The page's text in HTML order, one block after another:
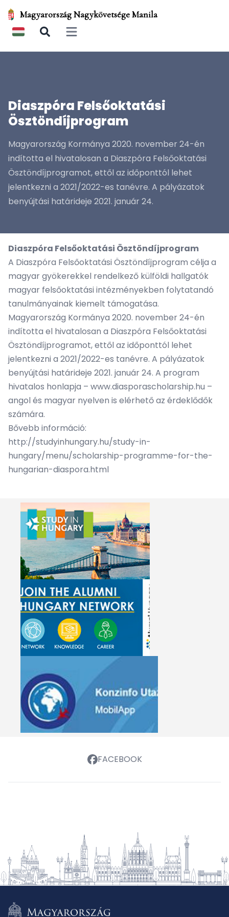
Magyarország Nagykövetsége Manila
Open main menu
Diaszpóra Felsőoktatási
Ösztöndíjprogram
Magyarország Kormánya 2020. november 24-én
indította el hivatalosan a Diaszpóra Felsőoktatási
Ösztöndíjprogramot, ettől az időponttól lehet
jelentkezni a 2021/2022-es tanévre. A pályázatok
benyújtási határideje 2021. január 24.
Diaszpóra Felsőoktatási Ösztöndíjprogram
A Diaszpóra Felsőoktatási Ösztöndíjprogram célja a
magyar gyökerekkel rendelkező külföldi hallgatók
magyar felsőoktatási intézményekben folytatandó
tanulmányainak kiemelt támogatása.
Magyarország Kormánya 2020. november 24-én
indította el hivatalosan a Diaszpóra Felsőoktatási
Ösztöndíjprogramot, ettől az időponttól lehet
jelentkezni a 2021/2022-es tanévre. A pályázatok
benyújtási határideje 2021. január 24. A program
hivatalos honlapja – www.diasporascholarship.hu –
angol és magyar nyelven is elérhető az érdeklődők
számára.
Bővebb információ:
http://studyinhungary.hu/study-in-
hungary/menu/scholarship-programme-for-the-
hungarian-diaspora.html
FACEBOOK